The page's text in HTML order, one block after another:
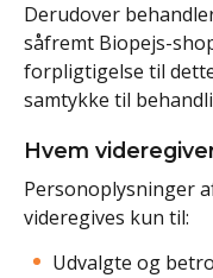
Derudover
såfremt Biopejs-
forpligtigelse til
samtykke til
Hvem
Personoplysninger
videregives kun til:
Udvalgte og